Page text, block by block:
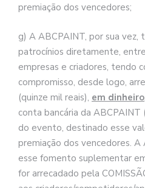
premiação dos vencedores;
g) A ABCPAINT, por sua vez,
patrocínios diretamente,
empresas e criadores, tendo
compromisso, desde logo,
(quinze mil reais), em dinheiro
conta bancária da ABCPAINT
do evento, destinado esse
premiação dos vencedores.
esse fomento suplementar
for arrecadado pela